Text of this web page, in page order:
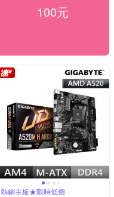
100元
熱銷主板★限時低價